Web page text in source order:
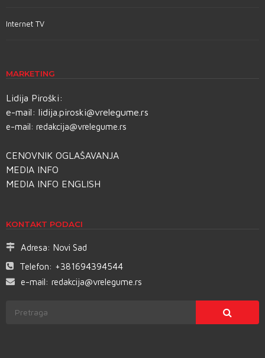
Internet TV
MARKETING
Lidija Piroški:
e-mail: lidija.piroski@vrelegume.rs
e-mail: redakcija@vrelegume.rs
CENOVNIK OGLAŠAVANJA
MEDIA INFO
MEDIA INFO ENGLISH
KONTAKT PODACI
Adresa: Novi Sad
Telefon: +381694394544
e-mail: redakcija@vrelegume.rs